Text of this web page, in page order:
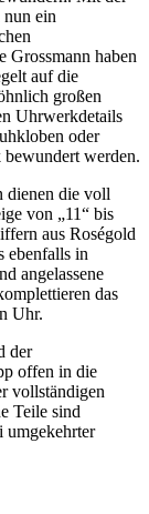
ein
Grossmann haben
auf die
großen
Uhrwerkdetails
oder
bewundert werden.
dienen die voll
von „11“ bis
aus Roségold
ebenfalls in
angelassene
das
Uhr.
der
offen in die
vollständigen
Teile sind
umgekehrter